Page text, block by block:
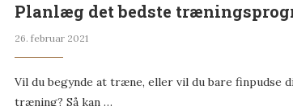
Planlæg det bedste
26. februar 2021
Vil du begynde at træne, eller vil du bare finpudse
træning? Så kan …